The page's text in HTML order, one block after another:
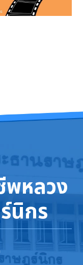
2 ปีการศึกษา 2568
ะปิด ภาคเรียนที่ 2 ปีการศึก
พหลวง
นิกร